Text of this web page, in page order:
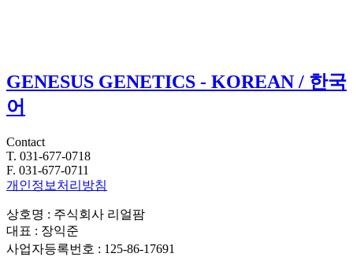
GENESUS GENETICS - KOREAN / 한국
어
Contact
T. 031-677-0718
F. 031-677-0711
개인정보처리방침
상호명 : 주식회사 리얼팜
대표 : 장익준
사업자등록번호 : 125-86-17691